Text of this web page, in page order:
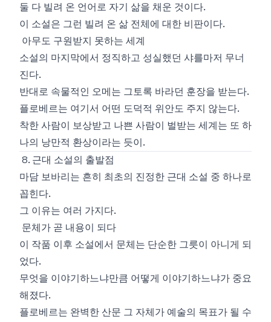
둘 다 빌려 온 언어로 자기 삶을 채운 것이다.
이 소설은 그런 빌려 온 삶 전체에 대한 비판이다.
아무도 구원받지 못하는 세계
소설의 마지막에서 정직하고 성실했던 샤를마저 무너
진다.
반대로 속물적인 오메는 그토록 바라던 훈장을 받는다.
플로베르는 여기서 어떤 도덕적 위안도 주지 않는다.
착한 사람이 보상받고 나쁜 사람이 벌받는 세계는 또 하
나의 낭만적 환상이라는 듯이.
8. 근대 소설의 출발점
마담 보바리는 흔히 최초의 진정한 근대 소설 중 하나로
꼽힌다.
그 이유는 여러 가지다.
문체가 곧 내용이 되다
이 작품 이후 소설에서 문체는 단순한 그릇이 아니게 되
었다.
무엇을 이야기하느냐만큼 어떻게 이야기하느냐가 중요
해졌다.
플로베르는 완벽한 산문 그 자체가 예술의 목표가 될 수